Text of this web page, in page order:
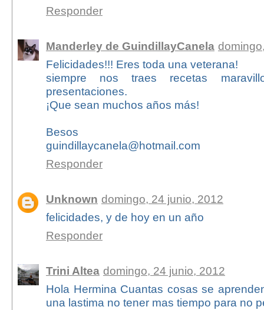
Responder
Manderley de GuindillayCanela
Felicidades!!! Eres toda una veterana!
siempre nos traes recetas
presentaciones.
¡Que sean muchos años más!
Besos
guindillaycanela@hotmail.com
Responder
Unknown domingo, 24 junio, 2012
felicidades, y de hoy en un año
Responder
Trini Altea domingo, 24 junio, 2012
Hola Hermina Cuantas cosas se
una lastima no tener mas tiempo para no